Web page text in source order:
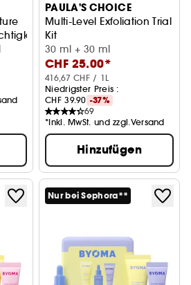
in Minigröße
PAULA'S CHOICE
Multi-Level Exfoliation Trial
Kit
Peeling-Duo zum Entdecken
30 ml + 30 ml
CHF 25.00*
416,67 CHF / 1L
Niedrigster Preis :
CHF 39.90 -37%
69
*Inkl. MwSt. und zzgl.Versand
Hinzufügen
Nur bei Sephora**